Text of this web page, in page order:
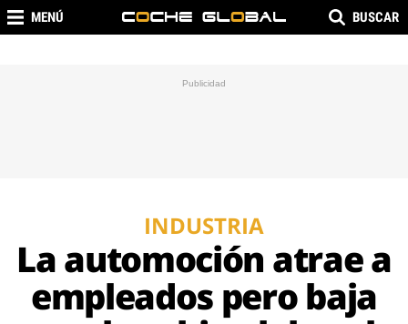
MENÚ BUSCAR
INDUSTRIA
La automoción atrae a
empleados pero baja